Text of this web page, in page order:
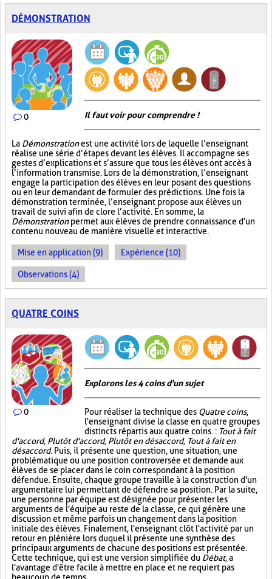
DÉMONSTRATION
0 Il faut voir pour comprendre !
La Démonstrationest une activité lors de laquelle l’enseignant
réalise une série d’étapes devant les élèves. Il accompagne ses
gestes d’explications et s’assure que tous les élèves ont accès à
l’information transmise. Lors de la démonstration, l’enseignant
engage la participation des élèves en leur posant des questions
ou en leur demandant de formuler des prédictions. Une fois la
démonstration terminée, l’enseignant propose aux élèves un
travail de suivi afin de clore l’activité. En somme, la
Démonstrationpermet aux élèves de prendre connaissance d'un
contenu nouveau de manière visuelle et interactive.
Mise en application (9) Expérience (10)
Observations (4)
QUATRE COINS
0
Explorons les 4 coins d'un sujet
Pour réaliser la technique des Quatre coins,
l'enseignant divise la classe en quatre groupes
distincts répartis aux quatre coins. : Tout à fait
d'accord, Plutôt d'accord, Plutôt en désaccord, Tout à fait en
désaccord. Puis, il présente une question, une situation, une
problématique ou une position controversée et demande aux
élèves de se placer dans le coin correspondant à la position
défendue. Ensuite, chaque groupe travaille à la construction d'un
argumentaire lui permettant de défendre sa position. Par la suite,
une personne par équipe est désignée pour présenter les
arguments de l'équipe au reste de la classe, ce qui génère une
discussion et même parfois un changement dans la position
initiale des élèves. Finalement, l'enseignant clôt l'activité par un
retour en plénière lors duquel il présente une synthèse des
principaux arguments de chacune des positions est présentée.
Cette technique, qui est une version simplifiée du Débat, a
l'avantage d'être facile à mettre en place et ne requiert pas